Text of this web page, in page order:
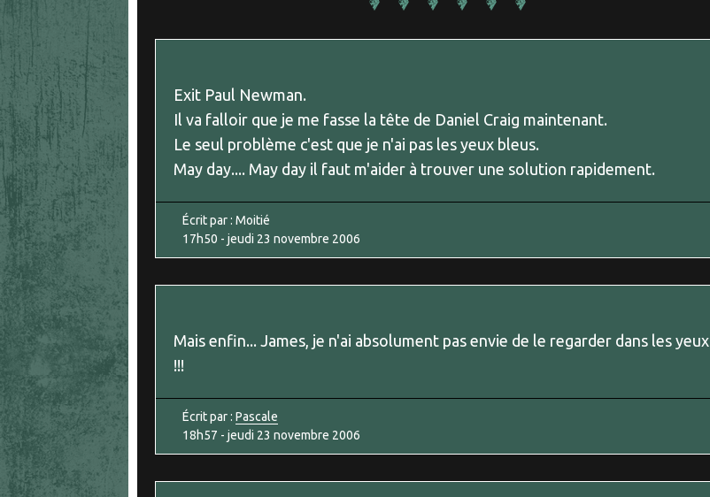
Exit Paul Newman.
Il va falloir que je me fasse la tête de Daniel Craig maintenant.
Le seul problème c'est que je n'ai pas les yeux bleus.
May day.... May day il faut m'aider à trouver une solution rapidement.
Écrit par : Moitié
17h50 - jeudi 23 novembre 2006
Mais enfin... James, je n'ai absolument pas envie de le regarder dans les yeux
!!!
Écrit par : Pascale
18h57 - jeudi 23 novembre 2006